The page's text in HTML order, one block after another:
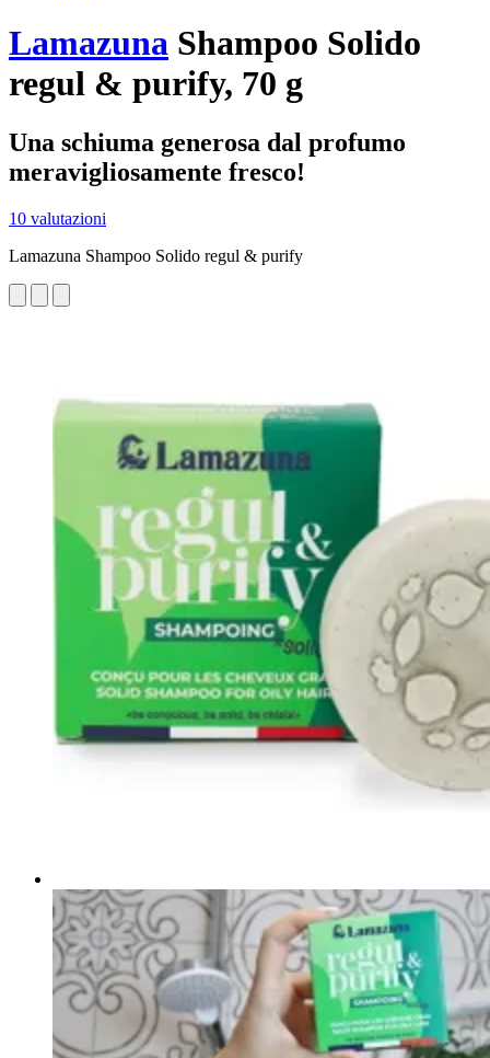
Lamazuna Shampoo Solido
regul & purify, 70 g
Una schiuma generosa dal profumo
meravigliosamente fresco!
10 valutazioni
Lamazuna Shampoo Solido regul & purify